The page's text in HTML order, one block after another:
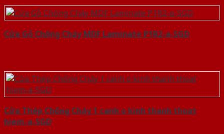
Cửa Gỗ Chống Cháy MDF Laminate P1R2-a-SGD
Cửa Thép Chống Cháy 1 canh o kinh thanh thoat
hiem-a-SGD